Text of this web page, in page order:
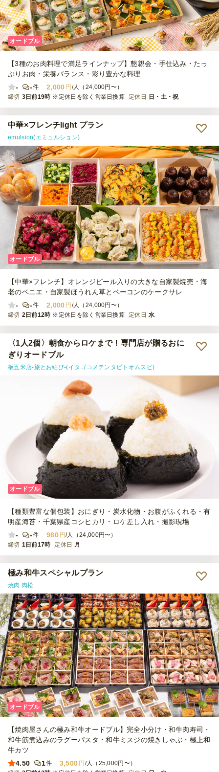
オードブル
【3種のお肉料理で満足ラインナップ】懇親会・手仕込み・たっ
ぷりお肉・栄養バランス・彩り豊かな料理
-
-件 2,000 円 /人（24,000円〜）
締切 3日前19時 ※定休日を除く営業日換算 定休日 日・土・祝
中華×フレンチlight プラン
emulsion(エミュルション)
オードブル
【中華×フレンチ】オレンジピール入りの大きな自家製焼売・海
老のベニエ・自家製ほうれん草とベーコンのケークサレ
-
-件 2,000 円 /人（24,000円〜）
締切 2日前12時 ※定休日を除く営業日換算 定休日 水
〈1人2個〉朝食からロケまで！専門店が贈るおに
ぎりオードブル
板五米店-旅とお結び-(イタゴコメテンタビトオムスビ)
オードブル
【種類豊富な個包装】おにぎり・炭水化物・お腹がふくれる・有
明産海苔・千葉県産コシヒカリ・ロケ差し入れ・撮影現場
-
-件 980 円/人（24,000円〜）
締切 1日前17時 定休日 月
極み和牛スペシャルプラン
焼肉 肉松
オードブル
【焼肉屋さんの極み和牛オードブル】完全小分け・和牛肉寿司・
和牛筋煮込みのラグーパスタ・和牛ミスジの焼きしゃぶ・極上和
牛カツ
4.50
1件 3,500 円 /人（25,000円〜）